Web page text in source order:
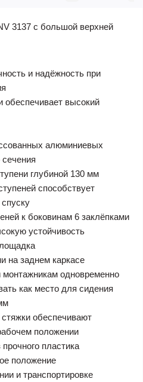
3137 с большой верхней
и надёжность при
обеспечивает высокий
алюминиевых
глубиной 130 мм
способствует
к боковинам 6 заклёпками
устойчивость
на заднем каркасе
монтажникам одновременно
как место для сидения
обеспечивают
положении
пластика
положение
и транспортировке